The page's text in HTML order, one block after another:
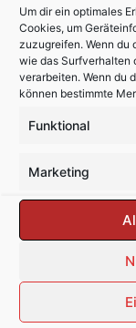
Um dir ein optimales
Cookies, um
zuzugreifen. Wenn du
wie das Surfverhalten
verarbeiten. Wenn du
können bestimmte
Funktional
Marketing
Name